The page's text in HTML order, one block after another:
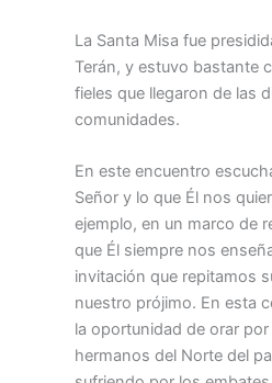
La Santa Misa fue
Terán, y estuvo bastante
fieles que llegaron de las
comunidades.
En este encuentro
Señor y lo que Él nos
ejemplo, en un marco de
que Él siempre nos
invitación que repitamos
nuestro prójimo. En esta
la oportunidad de orar
hermanos del Norte del